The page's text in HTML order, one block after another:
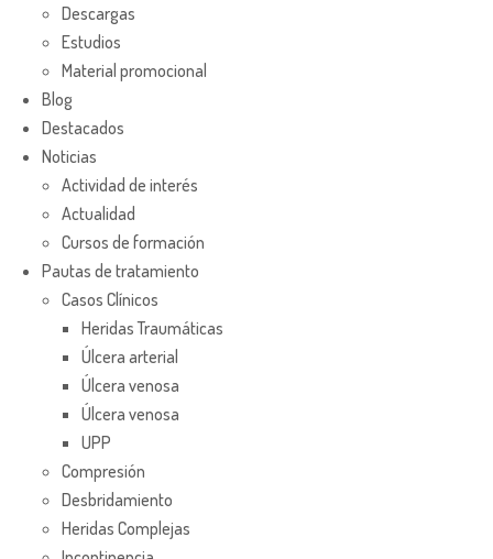
Descargas
Estudios
Material promocional
Blog
Destacados
Noticias
Actividad de interés
Actualidad
Cursos de formación
Pautas de tratamiento
Casos Clínicos
Heridas Traumáticas
Úlcera arterial
Úlcera venosa
Úlcera venosa
UPP
Compresión
Desbridamiento
Heridas Complejas